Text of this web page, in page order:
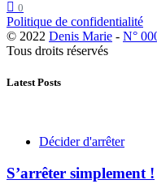
0
Politique de confidentialité
© 2022 Denis Marie - N°
Tous droits réservés
Latest Posts
Décider d'arrêter
S’arrêter simplement !